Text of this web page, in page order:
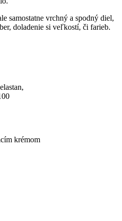
samostatne vrchný a spodný diel,
doladenie si veľkostí, či farieb.
krémom